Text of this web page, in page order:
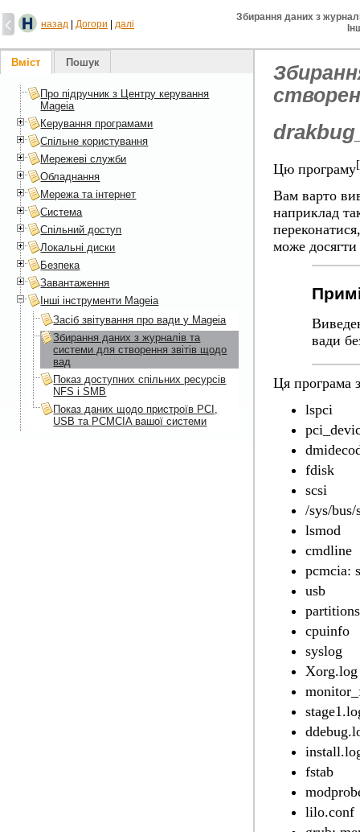
назад Догори далі
Збирання даних з
Цю програму[
Вам варто
наприклад
може досягти
вади
Ця програма
lspci
fdisk
scsi
/sys/bus/
lsmod
cmdline
pcmcia:
usb
partitions
cpuinfo
syslog
Xorg.log
fstab
lilo.conf
Вміст Пошук
Про підручник з Центру керування
Mageia
Керування програмами
Спільне користування
Мережеві служби
Обладнання
Мережа та інтернет
Система
Спільний доступ
Локальні диски
Безпека
Завантаження
Інші інструменти Mageia
Засіб звітування про вади у Mageia
Збирання даних з журналів та
системи для створення звітів щодо
вад
Показ доступних спільних ресурсів
NFS і SMB
Показ даних щодо пристроїв PCI,
USB та PCMCIA вашої системи